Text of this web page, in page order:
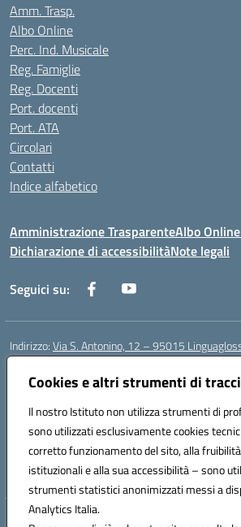
Cookies e altri strumenti di
Il nostro Istituto non utilizza strumenti di
sono utilizzati esclusivamente cookies
corretto funzionamento del sito, alla
istituzionali e alla sua accessibilità – sono
strumenti statistici anonimizzati messi a
Analytics Italia.
Amm. Trasp.
Albo Online
Perc. Ind. Musicale
Reg. Famiglie
Reg. Docenti
Port. docenti
Port. ATA
Circolari
Contatti
Indice alfabetico
Amministrazione TrasparenteAlbo Online
Dichiarazione di accessibilitàNote legali
Seguici su:
Indirizzo:Via S. Antonino, 12 – 95015
Centralino:
Posta elettronica certificata (PEC):
Codice fiscale: 83002470876
Codice meccanografico:CTIC83200R
Codice Indice delle Pubbliche Amministrazioni
Codice unico di fatturazione (CUF): UF7TEB
Hosting & Powered by 3D